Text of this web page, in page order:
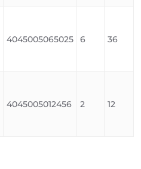
4045005065025 6 36
4045005012456 2 12